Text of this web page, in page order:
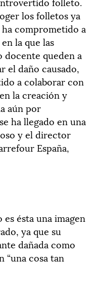
los folletos ya
comprometido a
la que las
docente queden a
el daño causado,
a colaborar con
la creación y
aún por
ha llegado en una
y el director
España,
ésta una imagen
ya que su
dañada como
“una cosa tan